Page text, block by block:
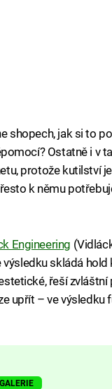
shopech, jak si to
Ostatně i v
protože kutilství
k němu
Engineering
výsledku skládá
řeší
upřít – ve výsledku